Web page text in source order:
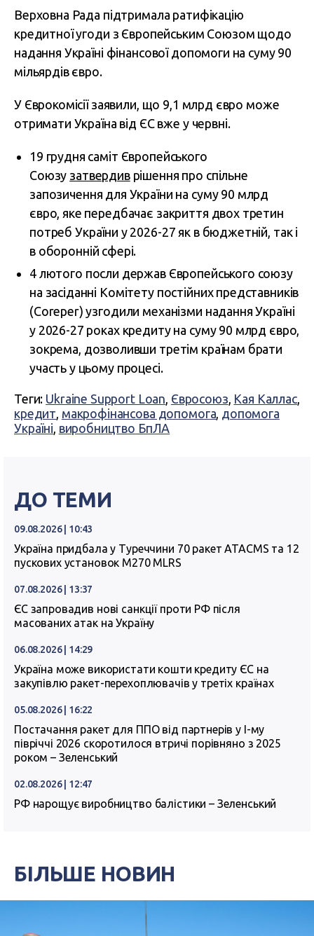
Верховна Рада підтримала ратифікацію
кредитної угоди з Європейським Союзом щодо
надання Україні фінансової допомоги на суму 90
мільярдів євро.
У Єврокомісії заявили, що 9,1 млрд євро може
отримати Україна від ЄС вже у червні.
19 грудня саміт Європейського
Союзу затвердиврішення про спільне
запозичення для України на суму 90 млрд
євро, яке передбачає закриття двох третин
потреб України у 2026-27 як в бюджетній, так і
в оборонній сфері.
4 лютого посли держав Європейського союзу
на засіданні Комітету постійних представників
(Coreper) узгодили механізми надання Україні
у 2026-27 роках кредиту на суму 90 млрд євро,
зокрема, дозволивши третім країнам брати
участь у цьому процесі.
Теги: Ukraine Support Loan, Євросоюз, Кая Каллас,
кредит, макрофінансова допомога, допомога
Україні, виробництво БпЛА
ДО ТЕМИ
09.08.2026 | 10:43
Україна придбала у Туреччини 70 ракет ATACMS та 12
пускових установок M270 MLRS
07.08.2026 | 13:37
ЄС запровадив нові санкції проти РФ після
масованих атак на Україну
06.08.2026 | 14:29
Україна може використати кошти кредиту ЄС на
закупівлю ракет-перехоплювачів у третіх країнах
05.08.2026 | 16:22
Постачання ракет для ППО від партнерів у I-му
півріччі 2026 скоротилося втричі порівняно з 2025
роком – Зеленський
02.08.2026 | 12:47
РФ нарощує виробництво балістики – Зеленський
БІЛЬШЕ НОВИН